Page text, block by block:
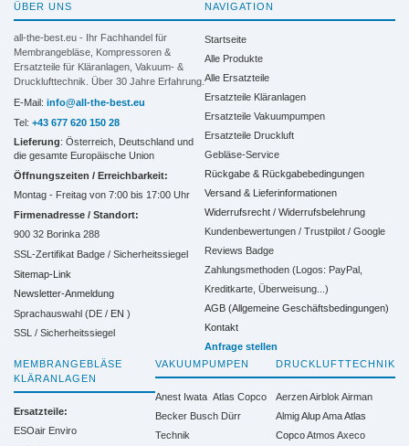
ÜBER UNS
all-the-best.eu - Ihr Fachhandel für
Membrangebläse, Kompressoren &
Ersatzteile für Kläranlagen, Vakuum- &
Drucklufttechnik. Über 30 Jahre Erfahrung.
E-Mail: info@all-the-best.eu
Tel: +43 677 620 150 28
Lieferung: Österreich, Deutschland und
die gesamte Europäische Union
Öffnungszeiten / Erreichbarkeit:
Montag - Freitag von 7:00 bis 17:00 Uhr
Firmenadresse / Standort:
900 32 Borinka 288
SSL-Zertifikat Badge / Sicherheitssiegel
Sitemap-Link
Newsletter-Anmeldung
Sprachauswahl (DE / EN )
SSL / Sicherheitssiegel
NAVIGATION
Startseite
Alle Produkte
Alle Ersatzteile
Ersatzteile Kläranlagen
Ersatzteile Vakuumpumpen
Ersatzteile Druckluft
Gebläse-Service
Rückgabe & Rückgabebedingungen
Versand & Lieferinformationen
Widerrufsrecht / Widerrufsbelehrung
Kundenbewertungen / Trustpilot / Google
Reviews Badge
Zahlungsmethoden (Logos: PayPal,
Kreditkarte, Überweisung...)
AGB (Allgemeine Geschäftsbedingungen)
Kontakt
Anfrage stellen
MEMBRANGEBLÄSE
KLÄRANLAGEN
Ersatzteile:
ESOair Enviro
VAKUUMPUMPEN
Anest Iwata Atlas Copco
Becker Busch Dürr
Technik
DRUCKLUFTTECHNIK
AerzenAirblok Airman
Almig Alup Ama Atlas
Copco Atmos Axeco